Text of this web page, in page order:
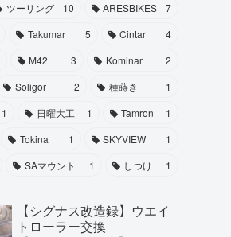
ツーリング 10 ARESBIKES
7
Takumar 5 Cintar
4
M42 3 Kominar
2
Soligor 2 種蒔き
1
1 日曜大工 1 Tamron
1
Tokina 1 SKYVIEW
1
SAマウント 1 しつけ 1
【シグナス改造録】ウエイ
トローラー交換